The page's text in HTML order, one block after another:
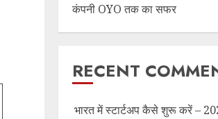
कंपनी OYO तक का सफर
RECENT
भारत में स्टार्टअप कैसे शुरू करें –